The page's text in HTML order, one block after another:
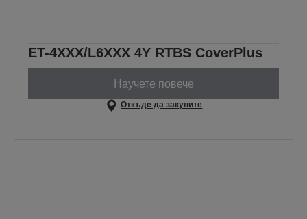
ET-4XXX/L6XXX 4Y RTBS CoverPlus
Научете повече
Откъде да закупите